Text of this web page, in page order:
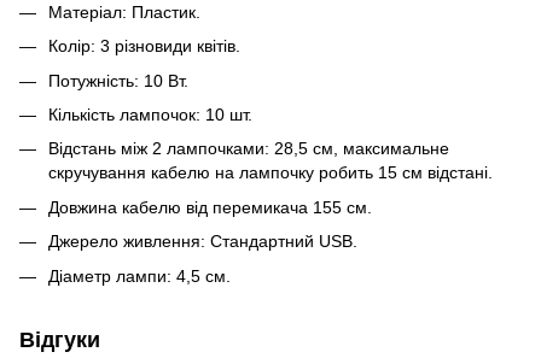
Матеріал: Пластик.
Колір: 3 різновиди квітів.
Потужність: 10 Вт.
Кількість лампочок: 10 шт.
Відстань між 2 лампочками: 28,5 см, максимальне
скручування кабелю на лампочку робить 15 см відстані.
Довжина кабелю від перемикача 155 см.
Джерело живлення: Стандартний USВ.
Діаметр лампи: 4,5 см.
Відгуки